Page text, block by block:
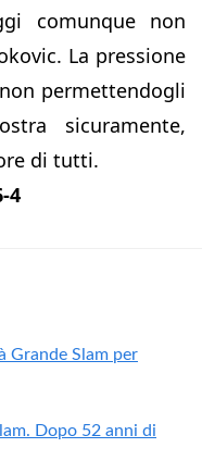
comunque non
La pressione
permettendogli
sicuramente,
di tutti.
4
Grande Slam per
Dopo 52 anni di